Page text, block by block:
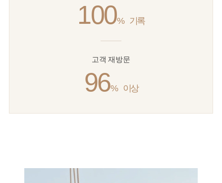
100% 기록
고객 재방문
96% 이상